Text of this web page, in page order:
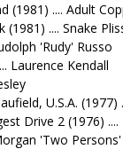
(1981) .... Adult
.... Snake
'Rudy' Russo
Laurence Kendall
U.S.A. (1977)
Drive 2 (1976)
'Two